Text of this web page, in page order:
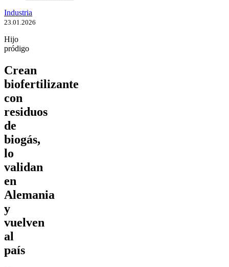
Industria
23.01.2026
Hijo
pródigo
Crean
biofertilizante
con
residuos
de
biogás,
lo
validan
en
Alemania
y
vuelven
al
país